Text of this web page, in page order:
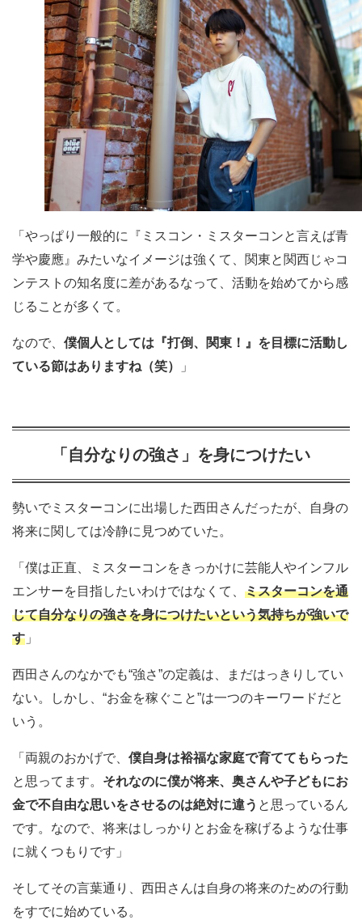
「やっぱり一般的に『ミスコン・ミスターコンと言えば青
学や慶應』みたいなイメージは強くて、関東と関西じゃコ
ンテストの知名度に差があるなって、活動を始めてから感
じることが多くて。
なので、 僕個人としては『打倒、関東！』を目標に活動し
ている節はありますね（笑）
」
「自分なりの強さ」を身につけたい
勢いでミスターコンに出場した西田さんだったが、自身の
将来に関しては冷静に見つめていた。
「僕は正直、ミスターコンをきっかけに芸能人やインフル
エンサーを目指したいわけではなくて、 ミスターコンを通
じて自分なりの強さを身につけたいという気持ちが強いで
す 」
西田さんのなかでも“強さ”の定義は、まだはっきりしてい
ない。しかし、“お金を稼ぐこと”は一つのキーワードだと
いう。
「両親のおかげで、 僕自身は裕福な家庭で育ててもらった
と思ってます。 それなのに僕が将来、奥さんや子どもにお
金で不自由な思いをさせるのは絶対に違う と思っているん
です。なので、将来はしっかりとお金を稼げるような仕事
に就くつもりです」
そしてその言葉通り、西田さんは自身の将来のための行動
をすでに始めている。